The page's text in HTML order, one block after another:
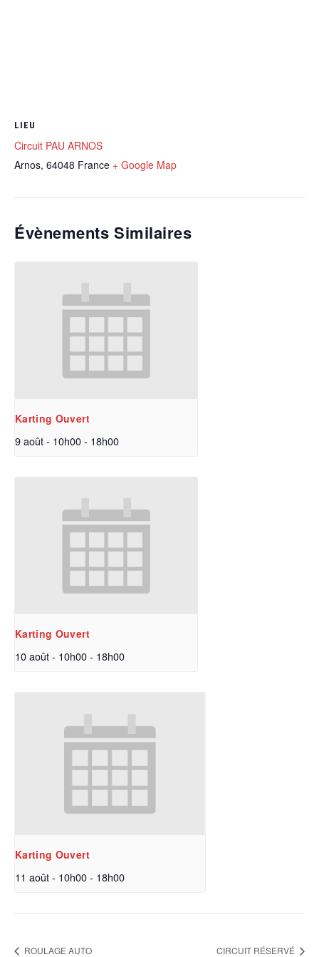
LIEU
Circuit PAU ARNOS
Arnos, 64048 France + Google Map
Évènements Similaires
Karting Ouvert
9 août - 10h00- 18h00
Karting Ouvert
10 août - 10h00- 18h00
Karting Ouvert
11 août - 10h00- 18h00
ROULAGE AUTO CIRCUIT RÉSERVÉ